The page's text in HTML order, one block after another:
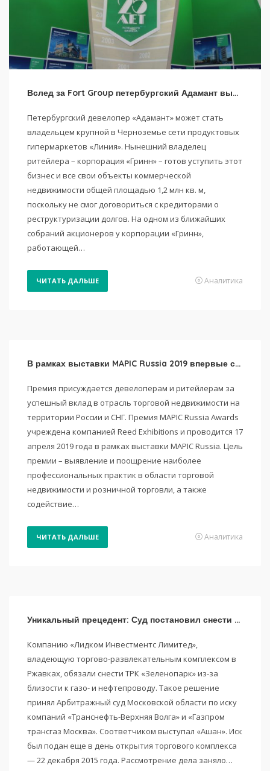
Вслед за Fort Group петербургский Адамант выходит на региональный рынок
Петербургский девелопер «Адамант» может стать
владельцем крупной в Черноземье сети продуктовых
гипермаркетов «Линия». Нынешний владелец
ритейлера – корпорация «Гринн» – готов уступить этот
бизнес и все свои объекты коммерческой
недвижимости общей площадью 1,2 млн кв. м,
поскольку не смог договориться с кредиторами о
реструктуризации долгов. На одном из ближайших
собраний акционеров у корпорации «Гринн»,
работающей…
ЧИТАТЬ ДАЛЬШЕ Аналитика
В рамках выставки MAPIC Russia 2019 впервые состоится премия MAPIC Russia Awards
Премия присуждается девелоперам и ритейлерам за
успешный вклад в отрасль торговой недвижимости на
территории России и СНГ. Премия MAPIC Russia Awards
учреждена компанией Reed Exhibitions и проводится 17
апреля 2019 года в рамках выставки MAPIC Russia. Цель
премии – выявление и поощрение наиболее
профессиональных практик в области торговой
недвижимости и розничной торговли, а также
содействие…
ЧИТАТЬ ДАЛЬШЕ Аналитика
Уникальный прецедент: Суд постановил снести ТРК Зеленопарк
Компанию «Лидком Инвестментс Лимитед»,
владеющую торгово-развлекательным комплексом в
Ржавках, обязали снести ТРК «Зеленопарк» из-за
близости к газо- и нефтепроводу. Такое решение
принял Арбитражный суд Московской области по иску
компаний «Транснефть-Верхняя Волга» и «Газпром
трансгаз Москва». Соответчиком выступал «Ашан». Иск
был подан еще в день открытия торгового комплекса
— 22 декабря 2015 года. Рассмотрение дела заняло…